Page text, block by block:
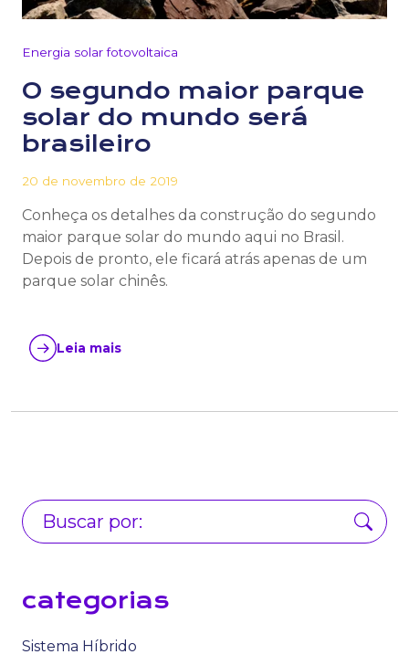
Energia solar fotovoltaica
O segundo maior parque
solar do mundo será
brasileiro
20 de novembro de 2019
Conheça os detalhes da construção do segundo
maior parque solar do mundo aqui no Brasil.
Depois de pronto, ele ficará atrás apenas de um
parque solar chinês.
Leia mais
categorias
Sistema Híbrido